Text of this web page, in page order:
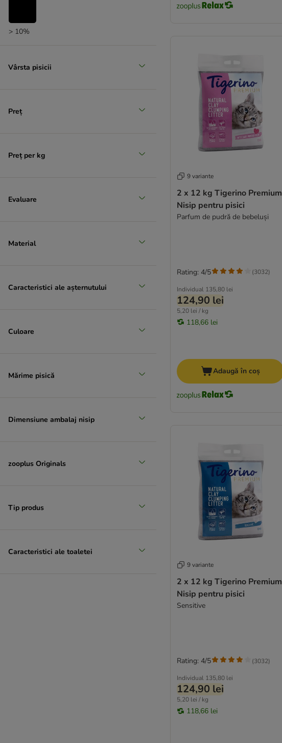
Recomandat de zooplus
> 10%
Vârsta pisicii
Preț
Preț per kg
Evaluare
Material
Caracteristici ale așternutului
Culoare
Mărime pisică
Dimensiune ambalaj nisip
zooplus Originals
Tip produs
Caracteristici ale toaletei
9 variante
2 x 12 kg Tigerino Premium
Nisip pentru pisici
Parfum de pudră de bebeluși
Individual 135,80 lei
124,90 lei
5,20 lei / kg
118,66 lei
Rating: 4/5 (3032)
Adaugă în coș
9 variante
2 x 12 kg Tigerino Premium
Nisip pentru pisici
Sensitive
Individual 135,80 lei
124,90 lei
5,20 lei / kg
118,66 lei
Rating: 4/5 (3032)